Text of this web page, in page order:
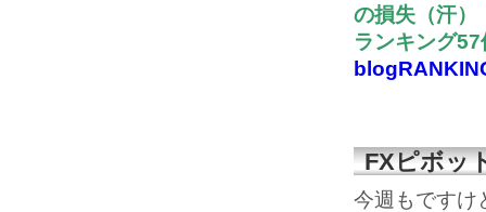
の損失（汗）
ランキング
FXピボッ
今週もですけ